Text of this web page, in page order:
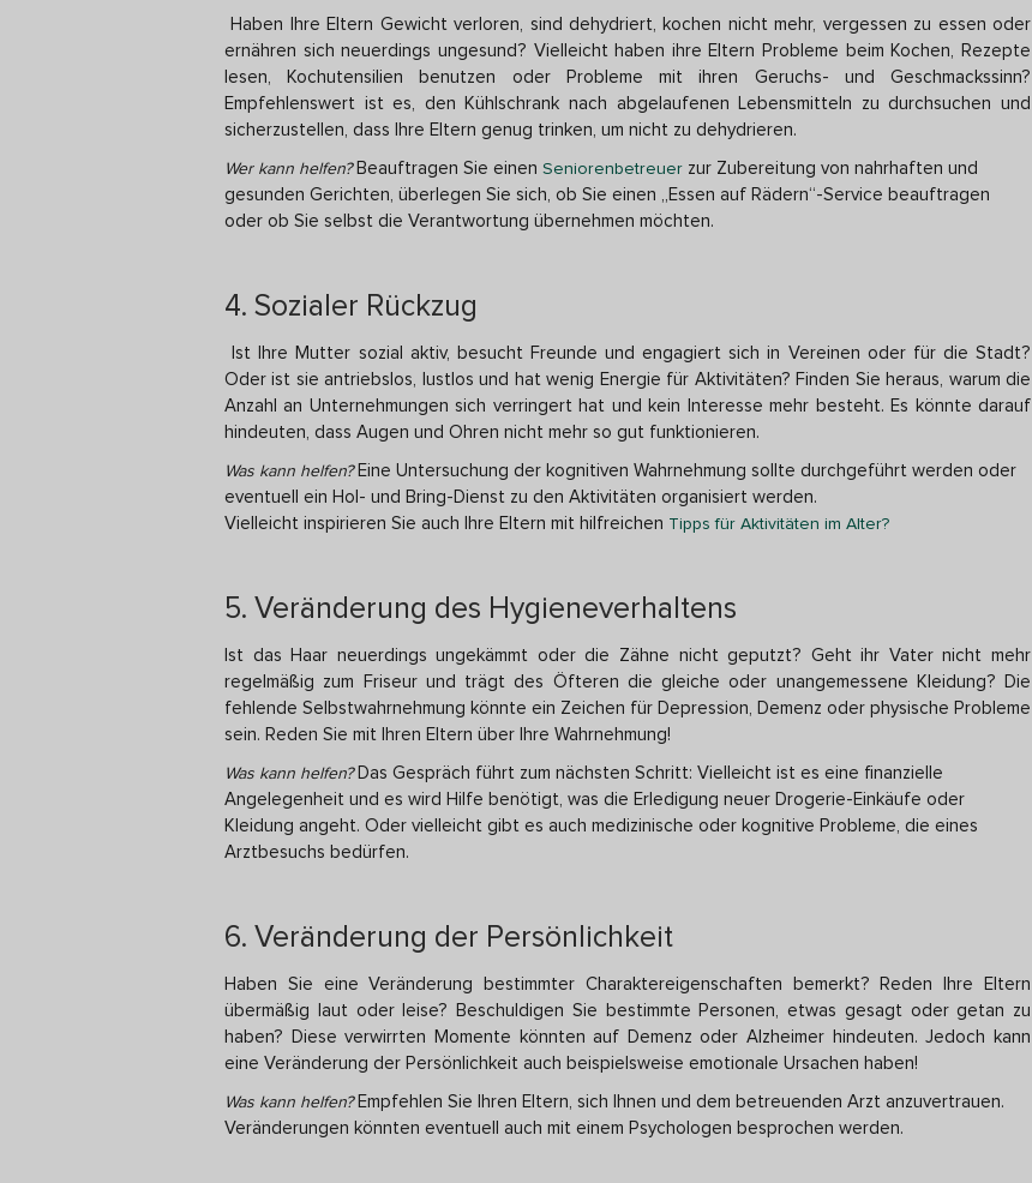
Haben Ihre Eltern Gewicht verloren, sind dehydriert, kochen nicht mehr, vergessen zu essen oder
ernähren sich neuerdings ungesund? Vielleicht haben ihre Eltern Probleme beim Kochen, Rezepte
lesen, Kochutensilien benutzen oder Probleme mit ihren Geruchs- und Geschmackssinn?
Empfehlenswert ist es, den Kühlschrank nach abgelaufenen Lebensmitteln zu durchsuchen und
sicherzustellen, dass Ihre Eltern genug trinken, um nicht zu dehydrieren.
Wer kann helfen?Beauftragen Sie einen Seniorenbetreuer zur Zubereitung von nahrhaften und
gesunden Gerichten, überlegen Sie sich, ob Sie einen „Essen auf Rädern“-Service beauftragen
oder ob Sie selbst die Verantwortung übernehmen möchten.
4. Sozialer Rückzug
Ist Ihre Mutter sozial aktiv, besucht Freunde und engagiert sich in Vereinen oder für die Stadt?
Oder ist sie antriebslos, lustlos und hat wenig Energie für Aktivitäten? Finden Sie heraus, warum die
Anzahl an Unternehmungen sich verringert hat und kein Interesse mehr besteht. Es könnte darauf
hindeuten, dass Augen und Ohren nicht mehr so gut funktionieren.
Was kann helfen?Eine Untersuchung der kognitiven Wahrnehmung sollte durchgeführt werden oder
eventuell ein Hol- und Bring-Dienst zu den Aktivitäten organisiert werden.
Vielleicht inspirieren Sie auch Ihre Eltern mit hilfreichen Tipps für Aktivitäten im Alter?
5. Veränderung des Hygieneverhaltens
Ist das Haar neuerdings ungekämmt oder die Zähne nicht geputzt? Geht ihr Vater nicht mehr
regelmäßig zum Friseur und trägt des Öfteren die gleiche oder unangemessene Kleidung? Die
fehlende Selbstwahrnehmung könnte ein Zeichen für Depression, Demenz oder physische Probleme
sein. Reden Sie mit Ihren Eltern über Ihre Wahrnehmung!
Was kann helfen?Das Gespräch führt zum nächsten Schritt: Vielleicht ist es eine finanzielle
Angelegenheit und es wird Hilfe benötigt, was die Erledigung neuer Drogerie-Einkäufe oder
Kleidung angeht. Oder vielleicht gibt es auch medizinische oder kognitive Probleme, die eines
Arztbesuchs bedürfen.
6. Veränderung der Persönlichkeit
Haben Sie eine Veränderung bestimmter Charaktereigenschaften bemerkt? Reden Ihre Eltern
übermäßig laut oder leise? Beschuldigen Sie bestimmte Personen, etwas gesagt oder getan zu
haben? Diese verwirrten Momente könnten auf Demenz oder Alzheimer hindeuten. Jedoch kann
eine Veränderung der Persönlichkeit auch beispielsweise emotionale Ursachen haben!
Was kann helfen?Empfehlen Sie Ihren Eltern, sich Ihnen und dem betreuenden Arzt anzuvertrauen.
Veränderungen könnten eventuell auch mit einem Psychologen besprochen werden.